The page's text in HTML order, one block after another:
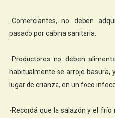
-Comerciantes, no deben
pasado por cabina sanitaria.
-Productores no deben
habitualmente se arroje basura,
lugar de crianza, en un foco
-Recordá que la salazón y el frío